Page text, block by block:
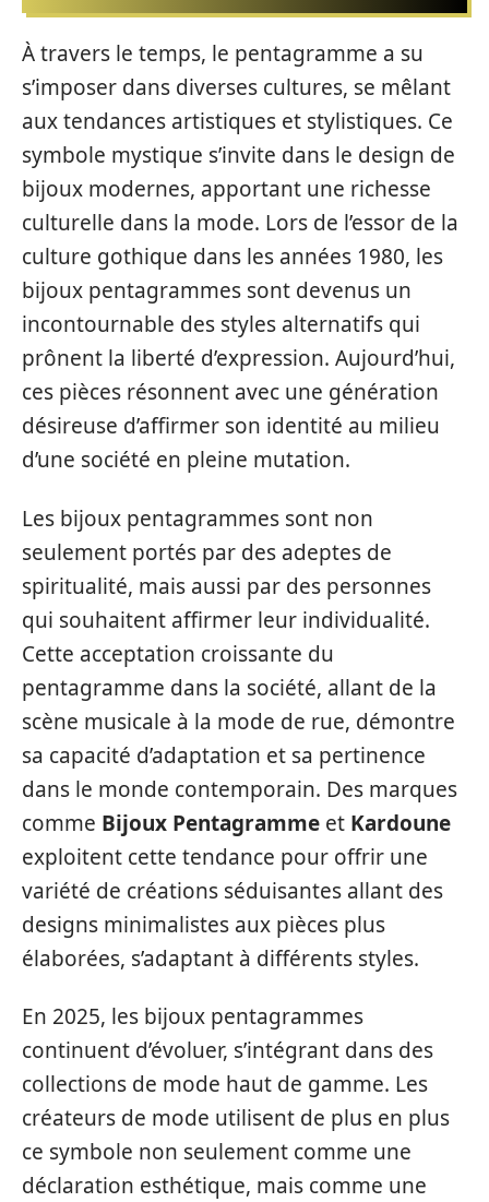
À travers le temps, le pentagramme a su
s’imposer dans diverses cultures, se mêlant
aux tendances artistiques et stylistiques. Ce
symbole mystique s’invite dans le design de
bijoux modernes, apportant une richesse
culturelle dans la mode. Lors de l’essor de la
culture gothique dans les années 1980, les
bijoux pentagrammes sont devenus un
incontournable des styles alternatifs qui
prônent la liberté d’expression. Aujourd’hui,
ces pièces résonnent avec une génération
désireuse d’affirmer son identité au milieu
d’une société en pleine mutation.
Les bijoux pentagrammes sont non
seulement portés par des adeptes de
spiritualité, mais aussi par des personnes
qui souhaitent affirmer leur individualité.
Cette acceptation croissante du
pentagramme dans la société, allant de la
scène musicale à la mode de rue, démontre
sa capacité d’adaptation et sa pertinence
dans le monde contemporain. Des marques
comme Bijoux Pentagramme et Kardoune
exploitent cette tendance pour offrir une
variété de créations séduisantes allant des
designs minimalistes aux pièces plus
élaborées, s’adaptant à différents styles.
En 2025, les bijoux pentagrammes
continuent d’évoluer, s’intégrant dans des
collections de mode haut de gamme. Les
créateurs de mode utilisent de plus en plus
ce symbole non seulement comme une
déclaration esthétique, mais comme une